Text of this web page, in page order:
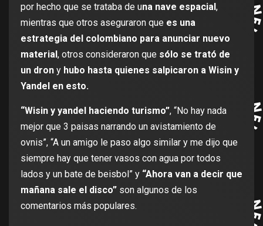
por hecho que se trataba de una nave espacial,
mientras que otros aseguraron que es una
estrategia del colombiano para anunciar nuevo
material, otros consideraron que sólo se trató de
un dron y hubo hasta quienes salpicaron a Wisin y
Yandel en esto.
“Wisin y yandel haciendo turismo”, “No hay nada
mejor que 3 paisas narrando un avistamiento de
ovnis”, “A un amigo le paso algo similar y me dijo que
siempre hay que tener vasos con agua por todos
lados y un bate de beisbol” y “Ahora van a decir que
mañana sale el disco” son algunos de los
comentarios más populares.